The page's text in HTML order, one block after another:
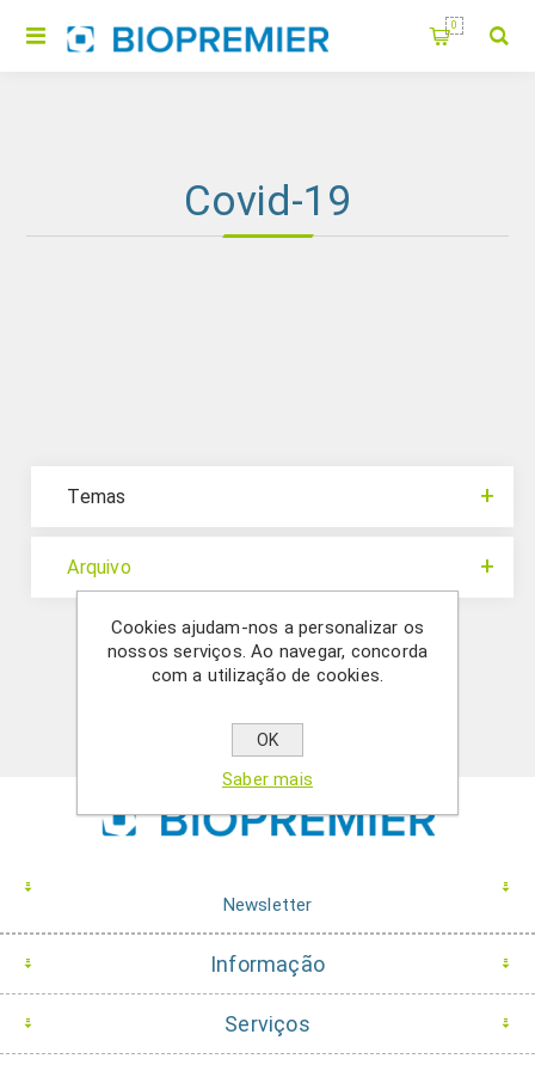
0
Covid-19
Temas
Arquivo
Newsletter
Informação
Serviços
Cookies ajudam-nos a personalizar os
nossos serviços. Ao navegar, concorda
com a utilização de cookies.
OK
Saber mais